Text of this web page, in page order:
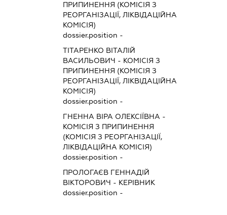
ПРИПИНЕННЯ (КОМІСІЯ З
РЕОРГАНІЗАЦІЇ, ЛІКВІДАЦІЙНА
КОМІСІЯ)
dossier.position -
ТІТАРЕНКО ВІТАЛІЙ
ВАСИЛЬОВИЧ - КОМІСІЯ З
ПРИПИНЕННЯ (КОМІСІЯ З
РЕОРГАНІЗАЦІЇ, ЛІКВІДАЦІЙНА
КОМІСІЯ)
dossier.position -
ГНЕННА ВІРА ОЛЕКСІЇВНА -
КОМІСІЯ З ПРИПИНЕННЯ
(КОМІСІЯ З РЕОРГАНІЗАЦІЇ,
ЛІКВІДАЦІЙНА КОМІСІЯ)
dossier.position -
ПРОЛОГАЄВ ГЕННАДІЙ
ВІКТОРОВИЧ - КЕРІВНИК
dossier.position -